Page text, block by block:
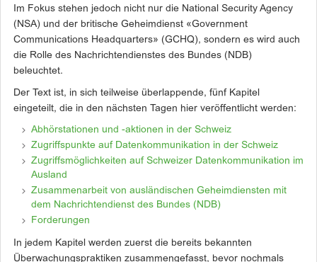
Im Fokus stehen jedoch nicht nur die National Security Agency
(NSA) und der britische Geheimdienst «Government
Communications Headquarters» (GCHQ), sondern es wird auch
die Rolle des Nachrichtendienstes des Bundes (NDB)
beleuchtet.
Der Text ist, in sich teilweise überlappende, fünf Kapitel
eingeteilt, die in den nächsten Tagen hier veröffentlicht werden:
Abhörstationen und -aktionen in der Schweiz
Zugriffspunkte auf Datenkommunikation in der Schweiz
Zugriffsmöglichkeiten auf Schweizer Datenkommunikation im
Ausland
Zusammenarbeit von ausländischen Geheimdiensten mit
dem Nachrichtendienst des Bundes (NDB)
Forderungen
In jedem Kapitel werden zuerst die bereits bekannten
Überwachungspraktiken zusammengefasst, bevor nochmals